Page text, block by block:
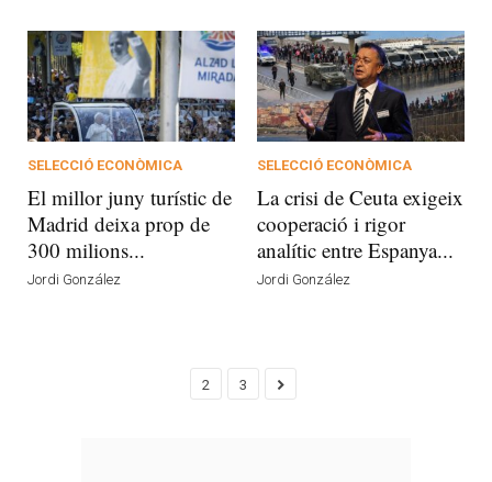
SELECCIÓ ECONÒMICA
El millor juny turístic de
Madrid deixa prop de
300 milions...
Jordi González
SELECCIÓ ECONÒMICA
La crisi de Ceuta exigeix
cooperació i rigor
analític entre Espanya...
Jordi González
2 3